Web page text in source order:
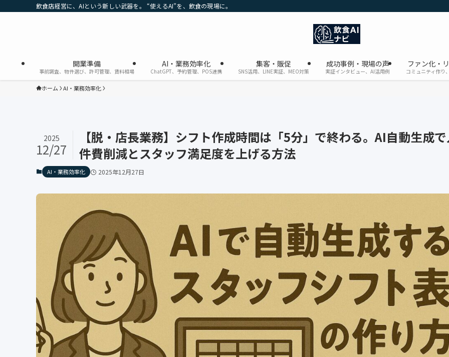
飲食店経営に、AIという新しい武器を。 “使えるAI”を、飲食の現場に。
開業準備
事前調査、物件選び、許可管理、賃料相場
AI・業務効率化
ChatGPT、予約管理、POS連携
集客・販促
SNS活用、LINE実証、MEO対策
成功事例・現場の声
実証インタビュー、AI活用例
ファン化・
コミュニティ作り
ホーム AI・業務効率化
【脱・店長業務】シフト作成時間は「5分」で終わる。AI自動生成
件費削減とスタッフ満足度を上げる方法
2025
12/27
AI・業務効率化 2025年12月27日